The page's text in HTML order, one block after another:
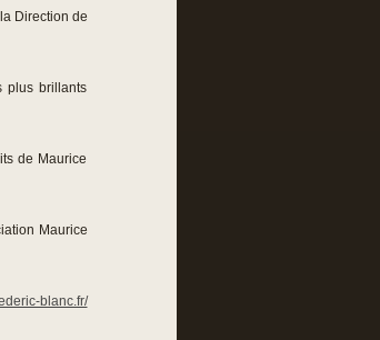
Direction de
plus brillants
de Maurice
Maurice
blanc.fr/